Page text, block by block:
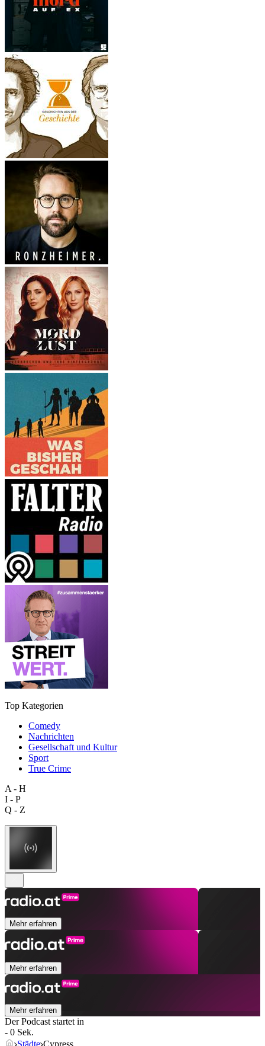
Top Kategorien
Comedy
Nachrichten
Gesellschaft und Kultur
Sport
True Crime
A - H
I - P
Q - Z
Mehr erfahren
Mehr erfahren
Mehr erfahren
Der Podcast startet in
- 0 Sek.